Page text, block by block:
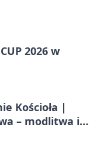
2026 w
Kościoła |
– modlitwa i